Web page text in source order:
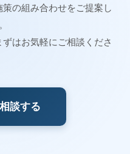
の組み合わせをご提案し
はお気軽にご相談くださ
談する